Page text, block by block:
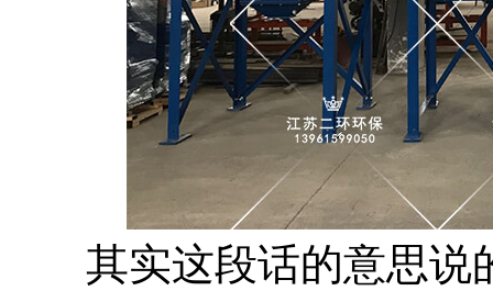
其实这段话的意思说